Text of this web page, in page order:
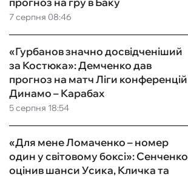
7 серпня 08:46
5 серпня 18:54
«Гурбанов значно досвідченіший
за Костюка»: Демченко дав
прогноз на матч Ліги конференцій
Динамо – Карабах
«Для мене Ломаченко – номер
один у світовому боксі»: Сенченко
оцінив шанси Усика, Кличка та